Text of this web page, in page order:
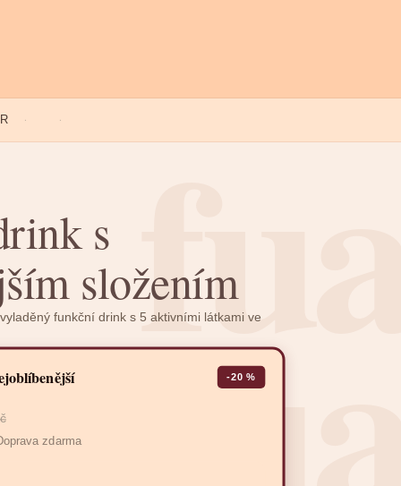
· ·
s
složením
funkční drink s 5 aktivními látkami ve
-20 %
zdarma